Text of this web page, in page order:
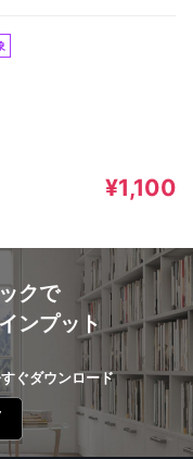
¥1,100
クで
ンプット
ぐダウンロード